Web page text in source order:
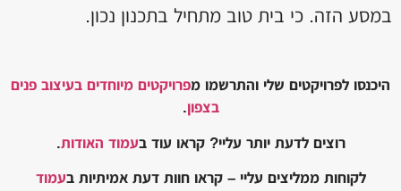
במסע הזה. כי בית טוב מתחיל בתכנון נכון.
היכנסו לפרויקטים שלי והתרשמו מפרויקטים מיוחדים בעיצוב פנים
בצפון.
רוצים לדעת יותר עליי? קראו עוד בעמוד האודות.
לקוחות ממליצים עליי – קראו חוות דעת אמיתיות בעמוד